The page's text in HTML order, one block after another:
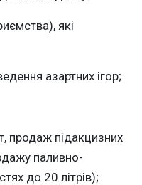
які
азартних ігор;
продаж підакцизних
паливно-
до 20 літрів);